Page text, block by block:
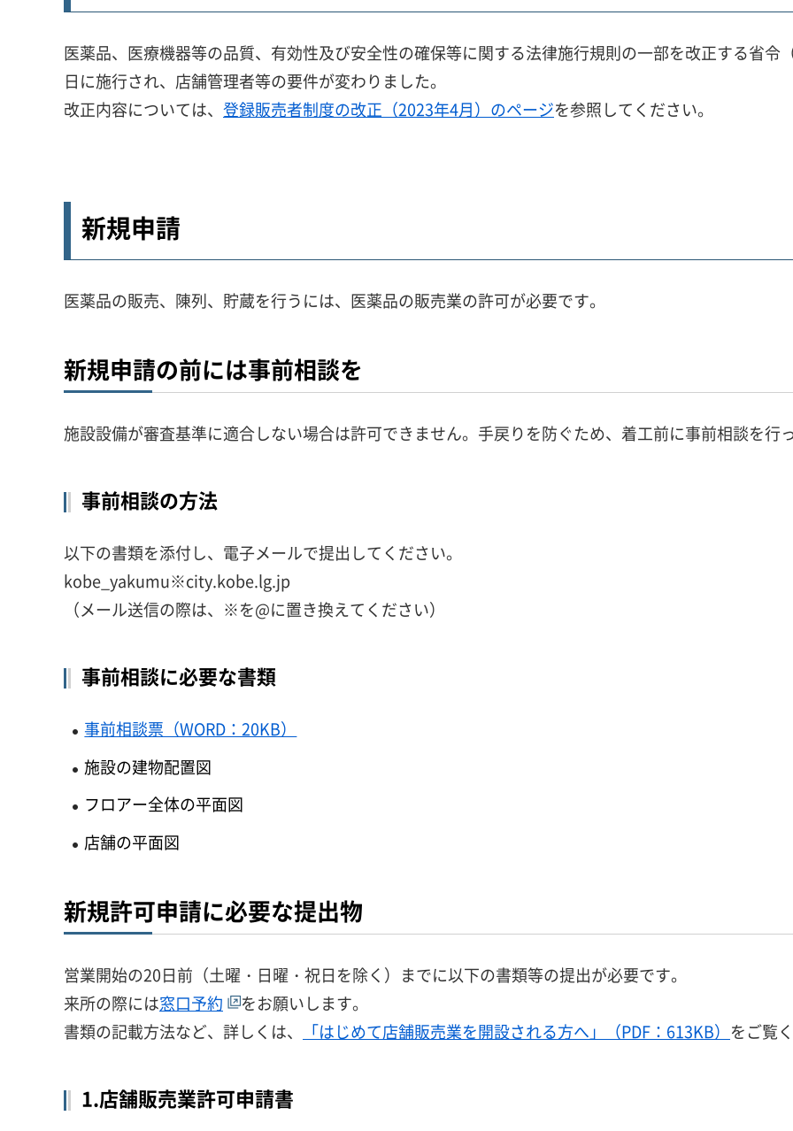
医薬品、医療機器等の品質、有効性及び安全性の確保等に関する法律施行規則の一部を改正する省令
日に施行され、店舗管理者等の要件が変わりました。
改正内容については、 登録販売者制度の改正（2023年4月）のページを参照してください。
新規申請
医薬品の販売、陳列、貯蔵を行うには、医薬品の販売業の許可が必要です。
新規申請の前には事前相談を
施設設備が審査基準に適合しない場合は許可できません。手戻りを防ぐため、着工前に事前相談を行
事前相談の方法
以下の書類を添付し、電子メールで提出してください。
kobe_yakumu※city.kobe.lg.jp
（メール送信の際は、※を@に置き換えてください）
事前相談に必要な書類
事前相談票（WORD：20KB）
施設の建物配置図
フロアー全体の平面図
店舗の平面図
新規許可申請に必要な提出物
営業開始の20日前（土曜・日曜・祝日を除く）までに以下の書類等の提出が必要です。
来所の際には窓口予約
をお願いします。
書類の記載方法など、詳しくは、
「はじめて店舗販売業を開設される方へ」（PDF：613KB） をご覧
1.店舗販売業許可申請書